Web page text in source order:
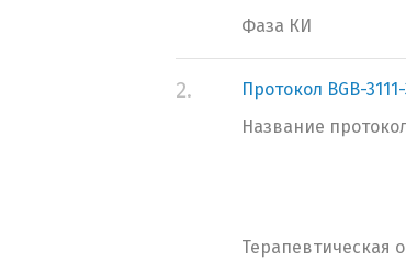
Фаза КИ
2.
Протокол BGB-
Название
Терапевтическая